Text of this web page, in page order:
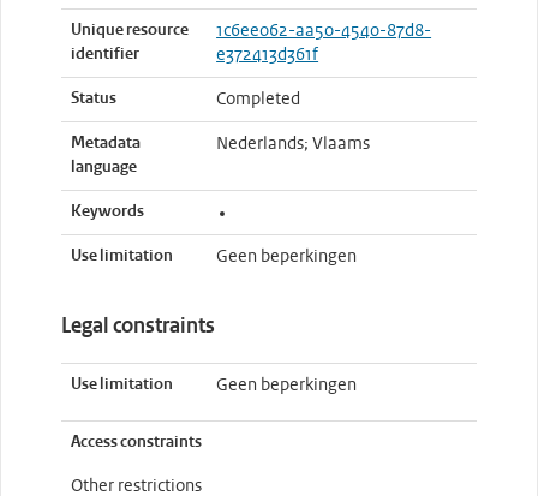
Unique resource
identifier
1c6ee062-aa50-4540-87d8-
e372413d361f
Status Completed
Metadata
language
Nederlands; Vlaams
Keywords
Use limitation Geen beperkingen
Legal constraints
Use limitation Geen beperkingen
Access constraints
Other restrictions